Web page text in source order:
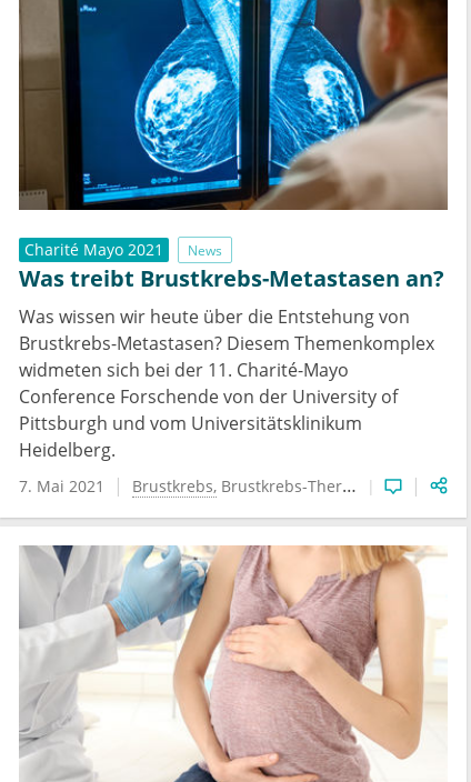
Charité Mayo 2021 News
Was treibt Brustkrebs-Metastasen an?
Was wissen wir heute über die Entstehung von
Brustkrebs-Metastasen? Diesem Themenkomplex
widmeten sich bei der 11. Charité-Mayo
Conference Forschende von der University of
Pittsburgh und vom Universitätsklinikum
Heidelberg.
7. Mai 2021 Brustkrebs Brustkrebs-Therapie